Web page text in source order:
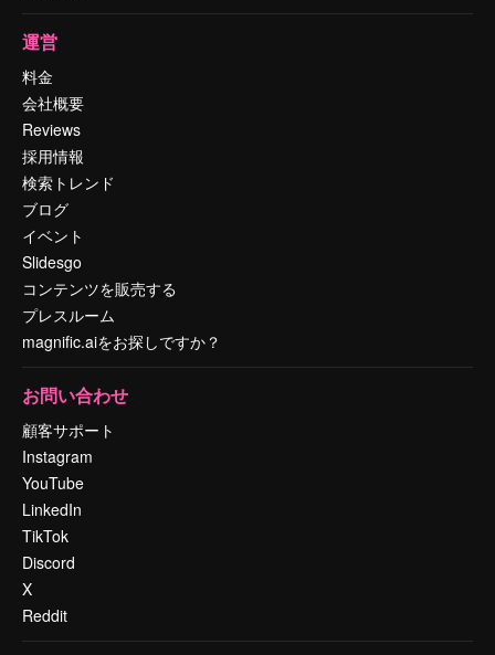
運営
料金
会社概要
Reviews
採用情報
検索トレンド
ブログ
イベント
Slidesgo
コンテンツを販売する
プレスルーム
magnific.aiをお探しですか？
お問い合わせ
顧客サポート
Instagram
YouTube
LinkedIn
TikTok
Discord
X
Reddit